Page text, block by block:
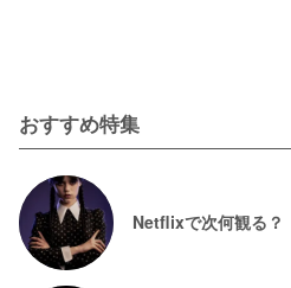
おすすめ特集
Netflixで次何観る？